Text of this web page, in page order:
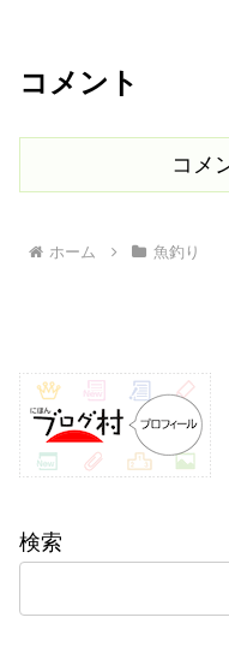
コメント
コメ
ホーム 魚釣り
検索